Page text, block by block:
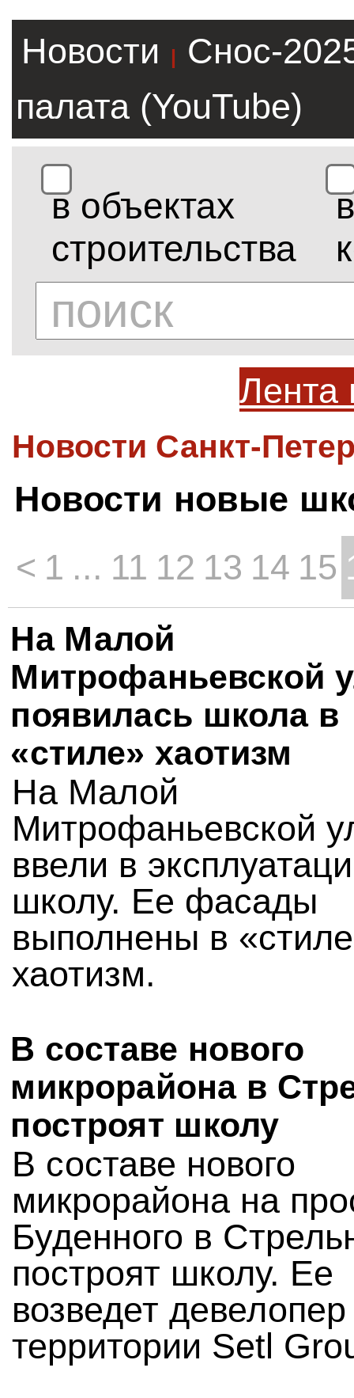
Новости |
Снос-
палата (YouTube)
в объектах
строительства
в
Лента
Новости Санкт-
Новости новые
< 1 ... 11 12 13 14 15
На Малой
Митрофаньевской
появилась школа в
«стиле» хаотизм
На Малой
Митрофаньевской
ввели в
школу. Ее фасады
выполнены в
хаотизм.
В составе нового
микрорайона в
построят школу
В составе нового
микрорайона на
Буденного в
построят школу. Ее
возведет девелопер
территории Setl